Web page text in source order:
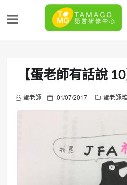
【蛋老師有話說
蛋老師
P
o
e
d
01/07/2017 蛋老師